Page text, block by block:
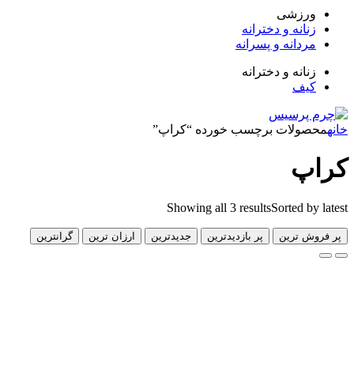
و دخترانه
و پسرانه
و دخترانه
برچسب خورده “کراپ”
Showing all 3 resultsSorted
ترین پر بازدیدترین جدیدترین ارزان ترین گرانترین